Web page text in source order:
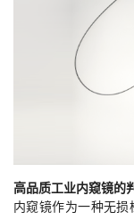
高品质工业内窥镜的
内窥镜作为一种无